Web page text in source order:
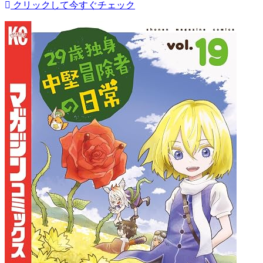
クリックして今すぐチェック